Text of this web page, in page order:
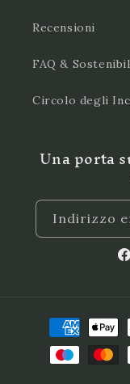
Recensioni
FAQ &
Circolo degli
Una porta
Indirizzo
Metodi
pagamento